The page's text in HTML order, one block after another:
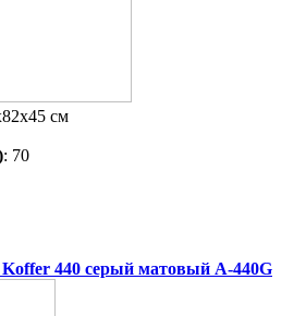
см
: 70
440 серый матовый A-440G